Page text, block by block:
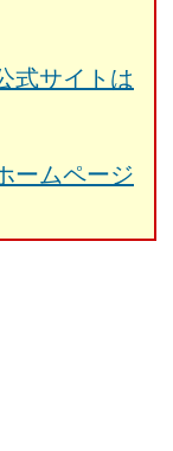
式サイトは
ームページ